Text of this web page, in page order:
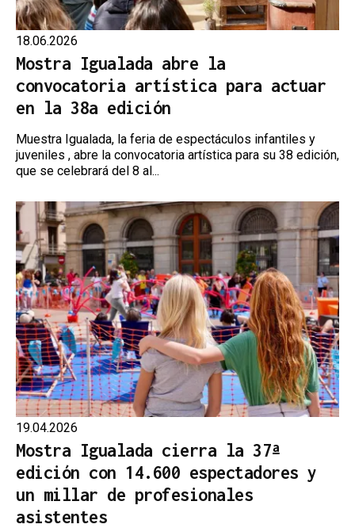
18.06.2026
Mostra Igualada abre la
convocatoria artística para actuar
en la 38a edición
Muestra Igualada, la feria de espectáculos infantiles y
juveniles , abre la convocatoria artística para su 38 edición,
que se celebrará del 8 al...
19.04.2026
Mostra Igualada cierra la 37ª
edición con 14.600 espectadores y
un millar de profesionales
asistentes